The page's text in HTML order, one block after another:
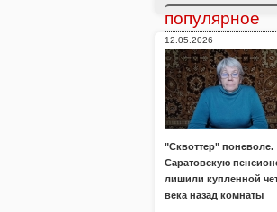
популярное
12.05.2026
"Сквоттер" поневоле.
Саратовскую
лишили купленной
века назад комнаты